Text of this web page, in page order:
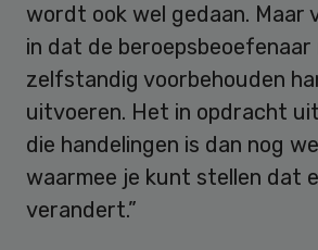
wordt ook wel gedaan. Maar
in dat de beroepsbeoefenaar
zelfstandig voorbehouden
uitvoeren. Het in opdracht
die handelingen is dan nog
waarmee je kunt stellen dat
verandert.”